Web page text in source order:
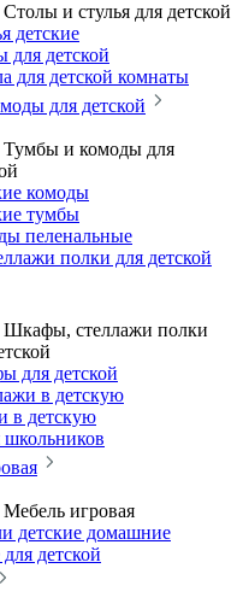
Столы и стулья для детской
детские
для детской
для детской комнаты
для детской
Тумбы и комоды для
комоды
тумбы
пеленальные
полки для детской
Шкафы, стеллажи полки
для детской
в детскую
в детскую
Мебель игровая
детские домашние
детской